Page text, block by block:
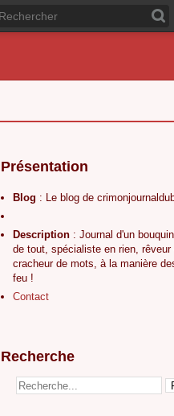
Présentation
Blog : Le blog de
Description : Journal d'un
de tout, spécialiste en rien, rêveur
cracheur de mots, à la manière
feu !
Contact
Recherche